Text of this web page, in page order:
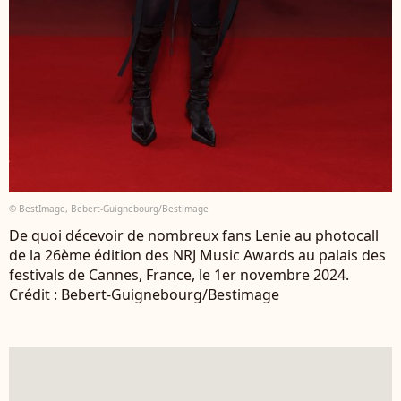
© BestImage, Bebert-Guignebourg/Bestimage
De quoi décevoir de nombreux fans Lenie au photocall
de la 26ème édition des NRJ Music Awards au palais des
festivals de Cannes, France, le 1er novembre 2024.
Crédit : Bebert-Guignebourg/Bestimage